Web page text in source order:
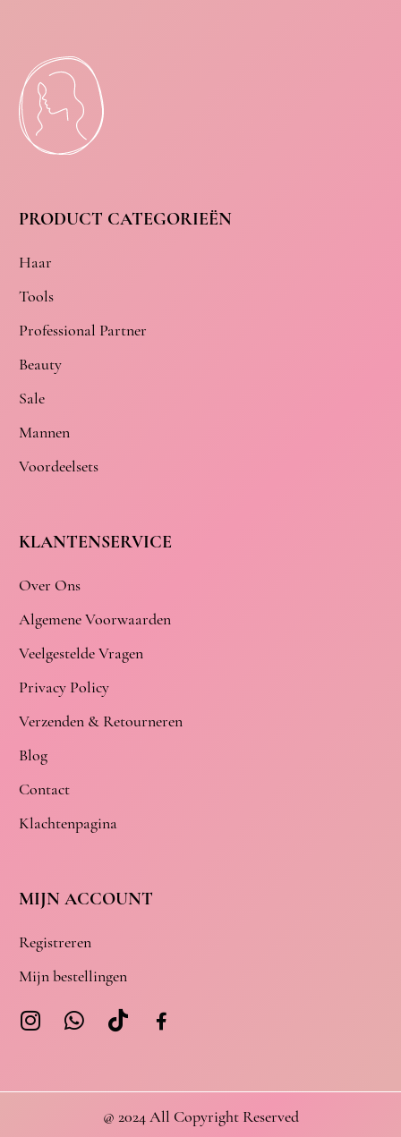
PRODUCT CATEGORIEËN
Haar
Tools
Professional Partner
Beauty
Sale
Mannen
Voordeelsets
KLANTENSERVICE
Over Ons
Algemene Voorwaarden
Veelgestelde Vragen
Privacy Policy
Verzenden & Retourneren
Blog
Contact
Klachtenpagina
MIJN ACCOUNT
Registreren
Mijn bestellingen
@ 2024 All Copyright Reserved